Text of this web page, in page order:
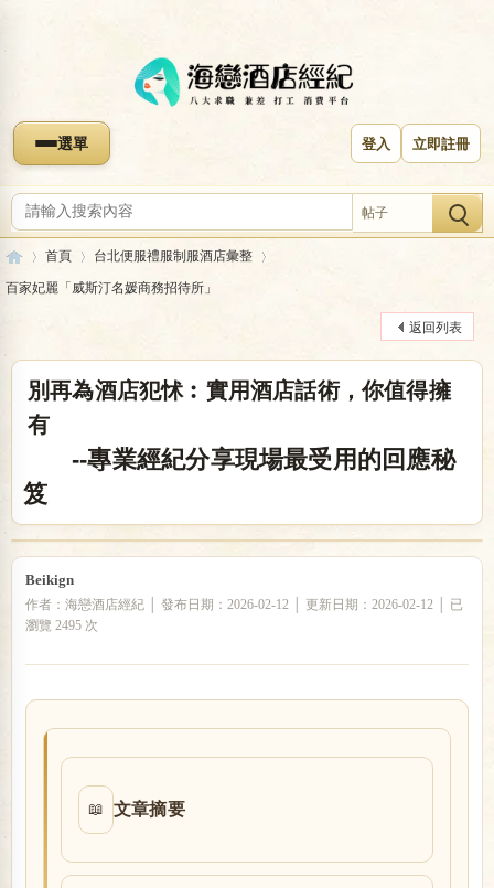
選單 登入 立即註冊
帖子
首頁 台北便服禮服制服酒店彙整
百家妃麗「威斯汀名媛商務招待所」
返回列表
別再為酒店犯怵︰實用酒店話術，你值得擁
有
--專業經紀分享現場最受用的回應秘
笈
Beikign
作者：海戀酒店經紀 │ 發布日期：2026-02-12 │ 更新日期：2026-02-12 │ 已
瀏覽 2495 次
📖 文章摘要